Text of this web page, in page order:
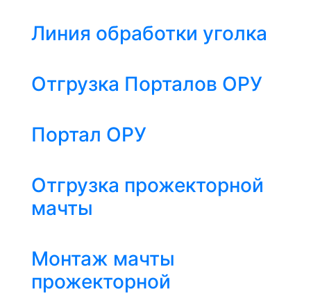
Линия обработки уголка
Отгрузка Порталов ОРУ
Портал ОРУ
Отгрузка прожекторной
мачты
Монтаж мачты
прожекторной